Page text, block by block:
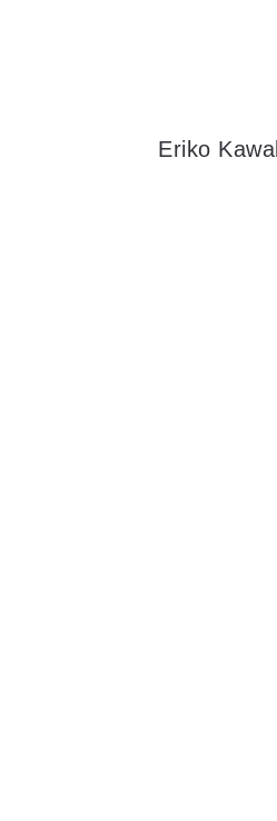
Eriko